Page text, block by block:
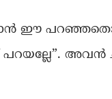
ഈ
പറയല്ലേ”. അവൻ